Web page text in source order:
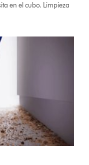
en el cubo. Limpieza